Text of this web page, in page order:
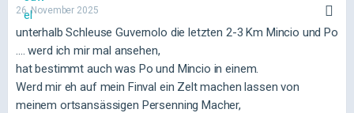
26. November 2025
unterhalb Schleuse Guvernolo die letzten 2-3 Km Mincio und Po
.... werd ich mir mal ansehen,
hat bestimmt auch was Po und Mincio in einem.
Werd mir eh auf mein Finval ein Zelt machen lassen von
meinem ortsansässigen Persenning Macher,